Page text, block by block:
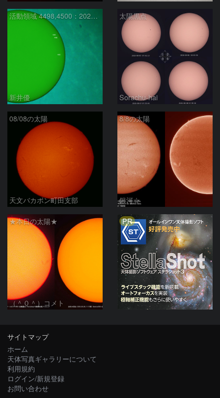
活動領域 4498,4500：2026/08/08
新井優
太陽黒点
Sorachu-hai
08/08の太陽
天文バカボン町田支部
8/8の太陽
銀河☆
★本日の太陽★
（＾０＾）コメト
PR
サイトマップ
ホーム
天体写真ギャラリーについて
利用規約
ログイン/新規登録
お問い合わせ